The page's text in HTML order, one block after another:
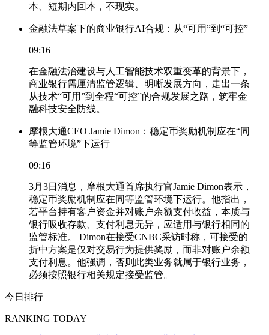
本、短期内回本，不现实。
金融法草案下的商业银行AI合规：从“可用”到“可控”
09:16
在金融法治建设与人工智能技术双重变革的背景下，
商业银行需厘清监管逻辑、明晰发展方向，走出一条
从技术“可用”到全程“可控”的合规发展之路，筑牢金
融科技安全防线。
摩根大通CEO Jamie Dimon：稳定币奖励机制应在“同
等监管环境”下运行
09:16
3月3日消息，摩根大通首席执行官Jamie Dimon表示，
稳定币奖励机制应在同等监管环境下运行。他指出，
若平台持有客户资金并对账户余额支付收益，本质与
银行吸收存款、支付利息无异，应适用与银行相同的
监管标准。 Dimon在接受CNBC采访时称，可接受的
折中方案是仅对交易行为提供奖励，而非对账户余额
支付利息。他强调，否则此类业务就属于银行业务，
必须按照银行相关规定接受监管。
今日排行
RANKING TODAY